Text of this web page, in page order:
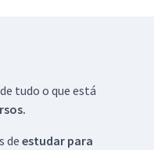
tudo o que está
de estudar para